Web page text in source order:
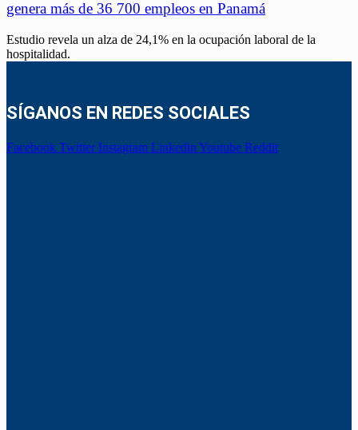
genera más de 36 700 empleos en Panamá
Estudio revela un alza de 24,1% en la ocupación laboral de la
hospitalidad.
SÍGANOS EN REDES SOCIALES
Facebook Twitter Instagram Linkedin Youtube Reddit